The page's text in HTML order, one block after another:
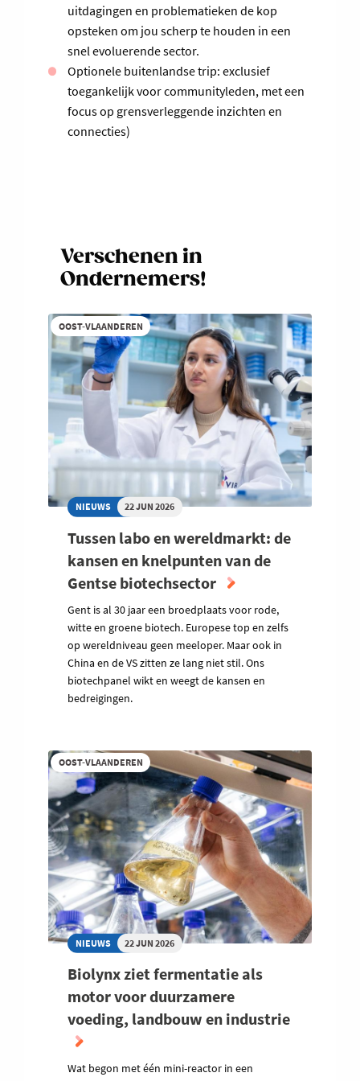
uitdagingen en problematieken de kop
opsteken om jou scherp te houden in een
snel evoluerende sector.
Optionele buitenlandse trip: exclusief
toegankelijk voor communityleden, met een
focus op grensverleggende inzichten en
connecties)
Verschenen in
Ondernemers!
OOST-VLAANDEREN
NIEUWS 22 JUN 2026
Tussen labo en wereldmarkt: de
kansen en knelpunten van de
Gentse biotechsector
Gent is al 30 jaar een broedplaats voor rode,
witte en groene biotech. Europese top en zelfs
op wereldniveau geen meeloper. Maar ook in
China en de VS zitten ze lang niet stil. Ons
biotechpanel wikt en weegt de kansen en
bedreigingen.
OOST-VLAANDEREN
NIEUWS 22 JUN 2026
Biolynx ziet fermentatie als
motor voor duurzamere
voeding, landbouw en industrie
Wat begon met één mini-reactor in een